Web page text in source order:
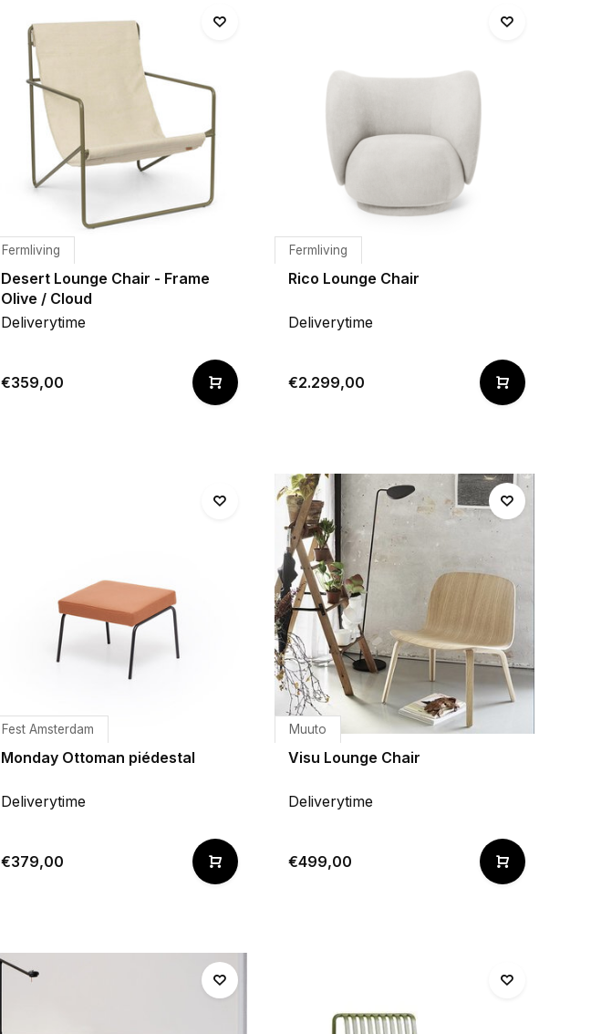
Fermliving
Desert Lounge Chair - Frame
Olive / Cloud
Deliverytime
€359,00
Fermliving
Rico Lounge Chair
Deliverytime
€2.299,00
Fest Amsterdam
Monday Ottoman piédestal
Deliverytime
€379,00
Muuto
Visu Lounge Chair
Deliverytime
€499,00